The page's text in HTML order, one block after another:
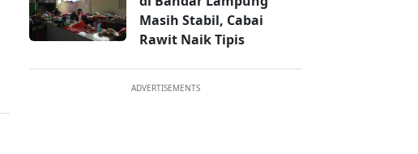
Masih Stabil, Cabai
Rawit Naik Tipis
ADVERTISEMENTS